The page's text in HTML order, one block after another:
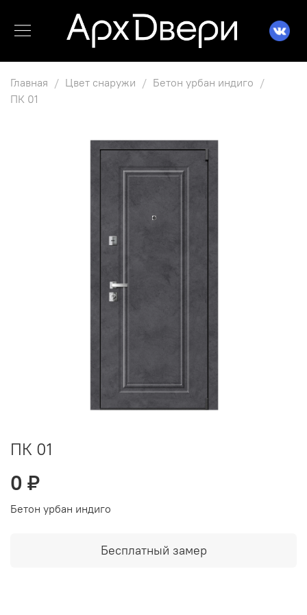
Главная Цвет снаружи
Бетон урбан индиго
ПК 01
ПК 01
0 ₽
Бетон урбан индиго
Бесплатный замер